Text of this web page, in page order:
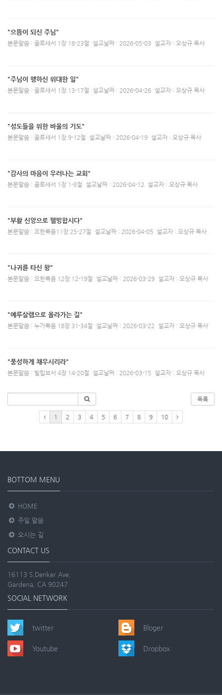
"으뜸이 되신 주님"
본문말씀 : 골로새서 1장 18-23절 설교날짜 : 2026-05-03 설교자 : 오상규 목사
"주님이 행하신 위대한 일"
본문말씀 : 골로새서 1장 13-17절 설교날짜 : 2026-04-26 설교자 : 오상규 목사
"성도들을 위한 바울의 기도"
본문말씀 : 골로새서 1장 9-12절 설교날짜 : 2026-04-19 설교자 : 오상규 목사
"감사의 마음이 우러나는 교회"
본문말씀 : 골로새서 1장 1-8절 설교날짜 : 2026-04-12 설교자 : 오상규 목사
"부활 신앙으로 웰빙합시다"
본문말씀 : 요한복음11장 25-27절 설교날짜 : 2026-04-05 설교자 : 오상규 목사
"나귀를 타신 왕"
본문말씀 : 요한복음 12장 12-19절 설교날짜 : 2026-03-29 설교자 : 오상규 목사
"예루살렘으로 올라가는 길"
본문말씀 : 누가복음 18장 31-34절 설교날짜 : 2026-03-22 설교자 : 오상규 목사
"풍성하게 채우시리라"
본문말씀 : 빌립보서 4장 14-20절 설교날짜 : 2026-03-15 설교자 : 오상규 목사
목록
1 2 3 4 5 6 7 8 9 10
BOTTOM MENU
HOME
주일 말씀
오시는 길
CONTACT US
16113 S.Denker Ave,
Gardena, CA 90247
SOCIAL NETWORK
twitter
Youtube
Bloger
Dropbox